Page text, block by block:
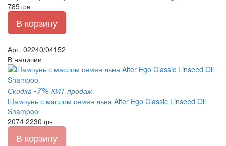
785грн
В корзину
Арт. 02240/04152
В наличии
Скидка -7% ХИТ продаж
Шампунь с маслом семян льна Alter Ego Classic Linseed Oil
Shampoo
2074 2230 грн
В корзину